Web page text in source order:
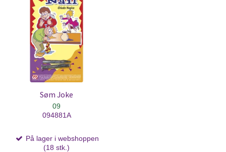
Søm Joke
09
094881A
På lager i webshoppen
(18 stk.)